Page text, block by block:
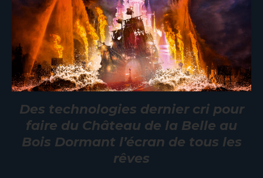
Des technologies dernier cri pour
faire du Château de la Belle au
Bois Dormant l’écran de tous les
rêves